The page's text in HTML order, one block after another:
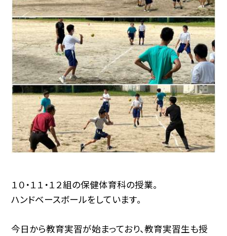
１０・１１・１２組の保健体育科の授業。
ハンドベースボールをしています。
今日から教育実習が始まっており、教育実習生も授